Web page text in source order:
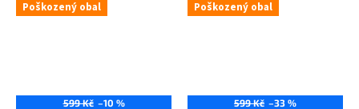
Poškozený obal
599 Kč –10 %
Poškozený obal
599 Kč –33 %